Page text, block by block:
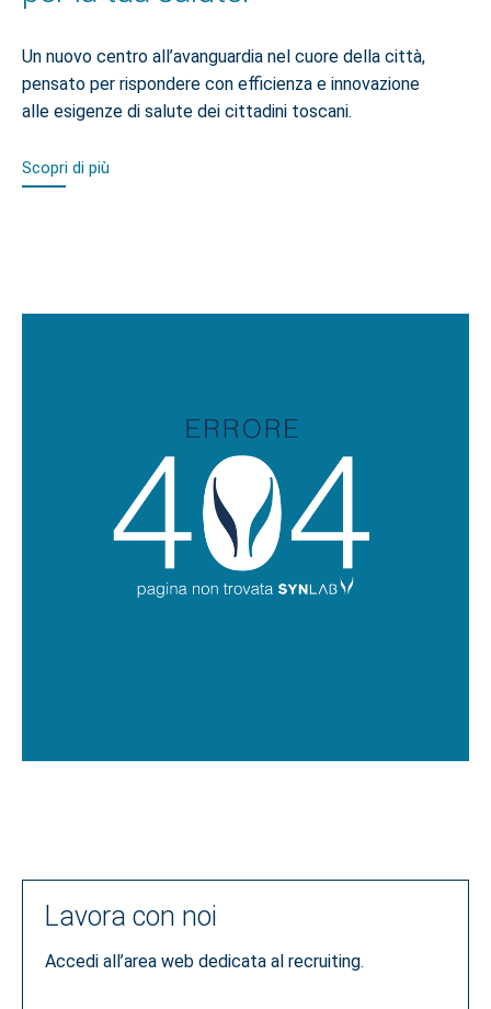
Un nuovo centro all’avanguardia nel cuore della città,
pensato per rispondere con efficienza e innovazione
alle esigenze di salute dei cittadini toscani.
Scopri di più
Lavora con noi
Accedi all’area web dedicata al recruiting.